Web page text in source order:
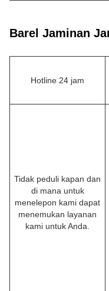
Barel Jaminan
Hotline 24 jam
Tidak peduli kapan dan
di mana untuk
menelepon kami dapat
menemukan layanan
kami untuk Anda.